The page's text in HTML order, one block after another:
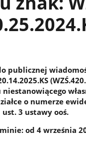
publicznej
o numerze
3 ustawy ooś.
od 4 września